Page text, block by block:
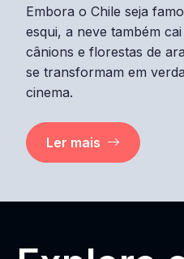
Embora o Chile seja
esqui, a neve também
cânions e florestas de
se transformam em
cinema.
Ler mais